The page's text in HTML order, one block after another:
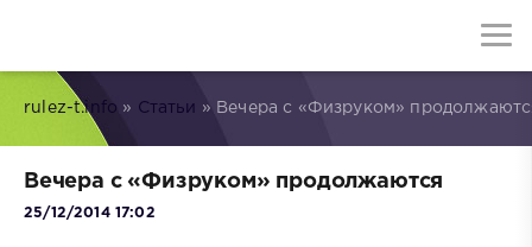
rulez-t.info » Статьи » Вечера с «Физруком»
Вечера с «Физруком» продолжаются
25/12/2014 17:02